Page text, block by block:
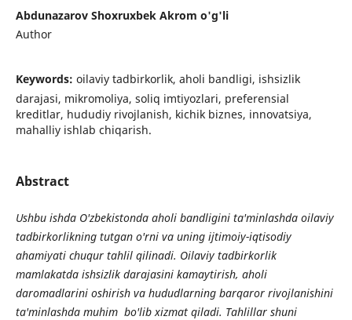
Abdunazarov Shoxruxbek Akrom o'g'li
Author
Keywords: oilaviy tadbirkorlik, aholi bandligi, ishsizlik
darajasi, mikromoliya, soliq imtiyozlari, preferensial
kreditlar, hududiy rivojlanish, kichik biznes, innovatsiya,
mahalliy ishlab chiqarish.
Abstract
Ushbu ishda O'zbekistonda aholi bandligini ta'minlashda oilaviy
tadbirkorlikning tutgan o'rni va uning ijtimoiy-iqtisodiy
ahamiyati chuqur tahlil qilinadi. Oilaviy tadbirkorlik
mamlakatda ishsizlik darajasini kamaytirish, aholi
daromadlarini oshirish va hududlarning barqaror rivojlanishini
ta'minlashda muhim bo'lib xizmat qiladi. Tahlillar shuni